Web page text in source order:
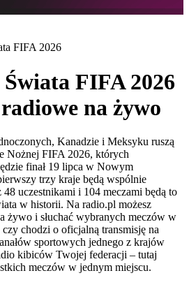
FIFA 2026
FIFA 2026
na żywo
Kanadzie i Meksyku ruszą
Nożnej FIFA 2026, których
finał 19 lipca w Nowym
trzy kraje będą wspólnie
uczestnikami i 104 meczami będą to
w historii. Na radio.pl możesz
żywo i słuchać wybranych meczów w
chodzi o oficjalną transmisję na
sportowych jednego z krajów
kibiców Twojej federacji – tutaj
meczów w jednym miejscu.